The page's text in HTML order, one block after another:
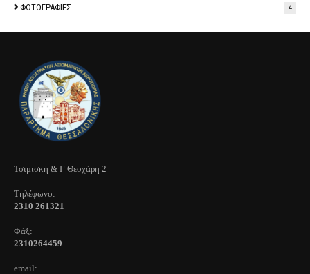
ΦΩΤΟΓΡΑΦΙΕΣ 4
Τσιμισκή & Γ Θεοχάρη 2
Τηλέφωνo:
2310 261321
Φάξ:
2310264459
email: